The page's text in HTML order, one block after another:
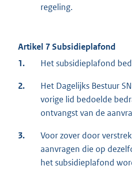
regeling.
Artikel 7 Subsidieplafond
1.
Het subsidieplafond
2.
Het Dagelijks Bestuur
vorige lid bedoelde
ontvangst van de
3.
Voor zover door
aanvragen die op
het subsidieplafond